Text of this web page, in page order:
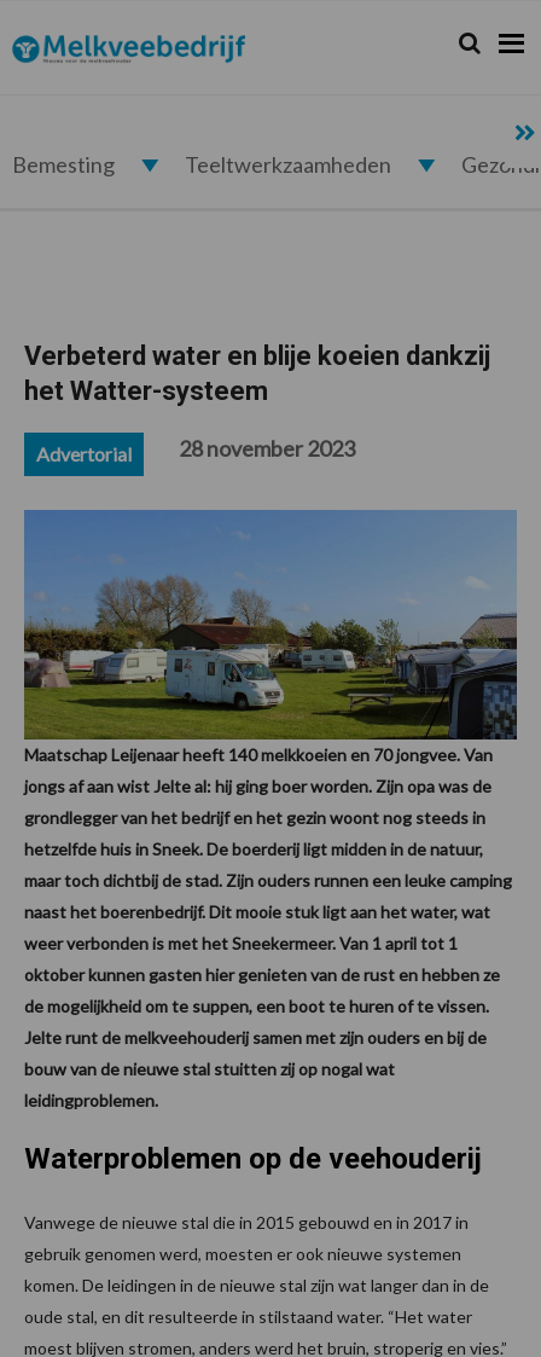
de
hoofdnavigatie
de
hoofd
de
eerste
de
voettekst
Melkveebedrijf.nl Zoeken...
Zoek
Bemesting Teeltwerkzaamheden
Verbeterd water en blije koeien dankzij
het Watter-systeem
Advertorial 28 november 2023
Maatschap Leijenaar heeft 140 melkkoeien en 70 jongvee. Van
jongs af aan wist Jelte al: hij ging boer worden. Zijn opa was de
grondlegger van het bedrijf en het gezin woont nog steeds in
hetzelfde huis in Sneek. De boerderij ligt midden in de natuur,
maar toch dichtbij de stad. Zijn ouders runnen een leuke camping
naast het boerenbedrijf. Dit mooie stuk ligt aan het water, wat
weer verbonden is met het Sneekermeer. Van 1 april tot 1
oktober kunnen gasten hier genieten van de rust en hebben ze
de mogelijkheid om te suppen, een boot te huren of te vissen.
Jelte runt de melkveehouderij samen met zijn ouders en bij de
bouw van de nieuwe stal stuitten zij op nogal wat
leidingproblemen.
Waterproblemen op de veehouderij
Vanwege de nieuwe stal die in 2015 gebouwd en in 2017 in
gebruik genomen werd, moesten er ook nieuwe systemen
komen. De leidingen in de nieuwe stal zijn wat langer dan in de
oude stal, en dit resulteerde in stilstaand water. “Het water
moest blijven stromen, anders werd het bruin, stroperig en vies.”